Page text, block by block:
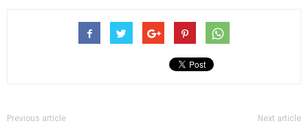
Previous article Next article